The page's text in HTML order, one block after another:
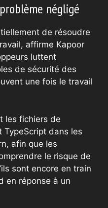
négligé
de résoudre
affirme Kapoor
luttent
de sécurité des
une fois le travail
les fichiers de
TypeScript dans les
afin que les
le risque de
sont encore en train
en réponse à un